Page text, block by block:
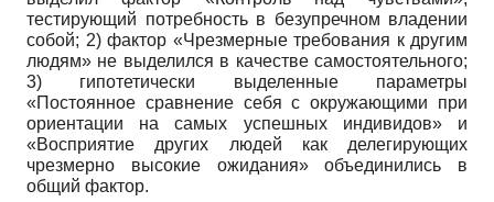
тестирующий потребность в безупречном владении
собой; 2) фактор «Чрезмерные требования к другим
людям» не выделился в качестве самостоятельного;
3) гипотетически выделенные параметры
«Постоянное сравнение себя с окружающими при
ориентации на самых успешных индивидов» и
«Восприятие других людей как делегирующих
чрезмерно высокие ожидания» объединились в
общий фактор.